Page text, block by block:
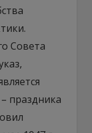
Совета
праздника